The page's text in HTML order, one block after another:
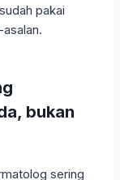
pakai
bukan
sering